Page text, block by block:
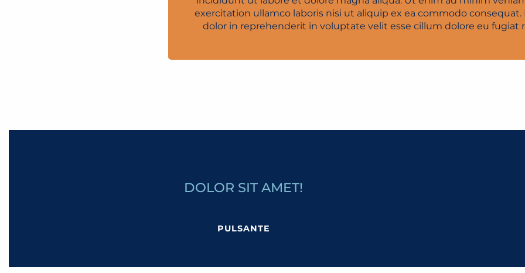
exercitation ullamco laboris nisi ut aliquip ex ea commodo consequat.
dolor in reprehenderit in voluptate velit esse cillum dolore eu fugiat
DOLOR SIT AMET!
PULSANTE